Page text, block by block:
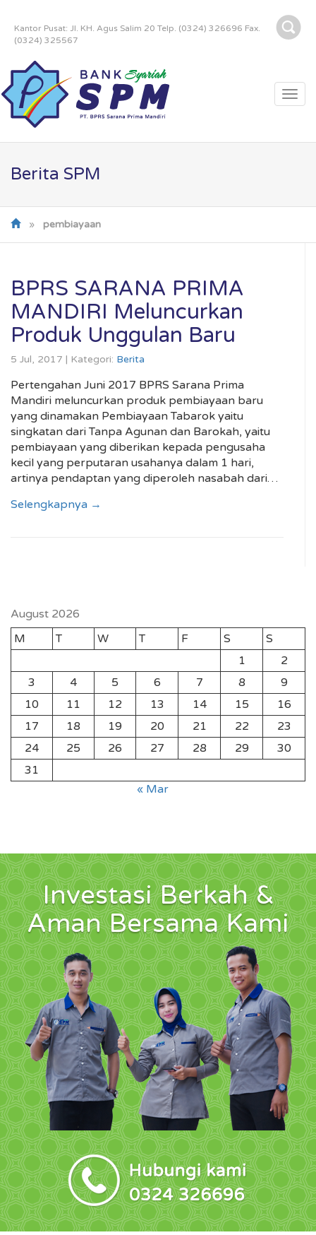
Kantor Pusat: Jl. KH. Agus Salim 20 Telp. (0324) 326696 Fax.
(0324) 325567
Berita SPM
» pembiayaan
BPRS SARANA PRIMA
MANDIRI Meluncurkan
Produk Unggulan Baru
5 Jul, 2017 | Kategori: Berita
Pertengahan Juni 2017 BPRS Sarana Prima
Mandiri meluncurkan produk pembiayaan baru
yang dinamakan Pembiayaan Tabarok yaitu
singkatan dari Tanpa Agunan dan Barokah, yaitu
pembiayaan yang diberikan kepada pengusaha
kecil yang perputaran usahanya dalam 1 hari,
artinya pendaptan yang diperoleh nasabah dari…
Selengkapnya →
August 2026
M
T W T F S
S
1
2
3
4 5 6 7 8
9
10
11 12 13 14 15
16
17
18 19 20 21 22
23
24
25 26 27 28 29
30
31
« Mar
Investasi Berkah &
Aman Bersama Kami